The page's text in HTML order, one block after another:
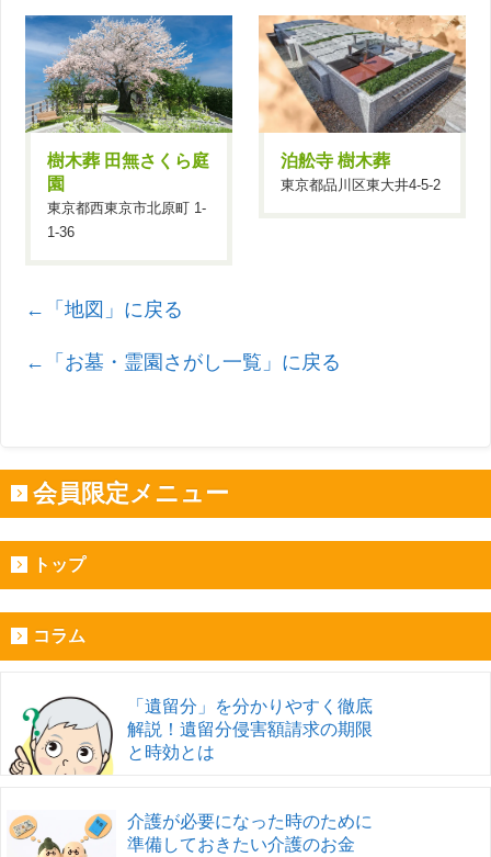
樹木葬 田無さくら庭
園
東京都西東京市北原町 1-
1-36
泊舩寺 樹木葬
東京都品川区東大井4-5-2
←「地図」に戻る
←「お墓・霊園さがし一覧」に戻る
会員限定メニュー
トップ
コラム
「遺留分」を分かりやすく徹底
解説！遺留分侵害額請求の期限
と時効とは
介護が必要になった時のために
準備しておきたい介護のお金